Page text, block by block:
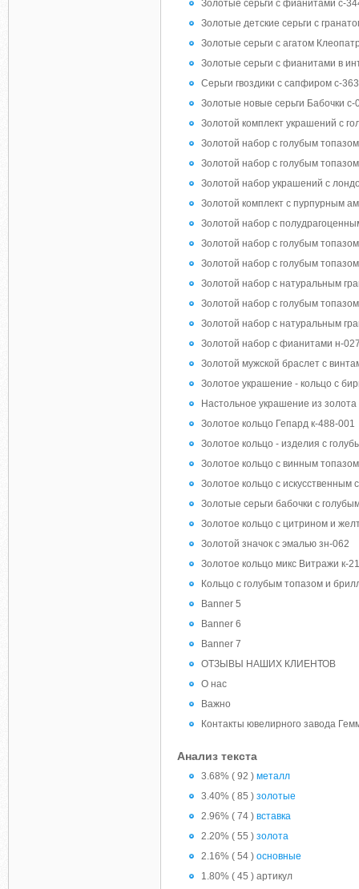
Золотые серьги с фианитами с-
Золотые детские серьги с
Золотые серьги с агатом
Золотые серьги с фианитами в
Серьги гвоздики с сапфиром с-
Золотые новые серьги Бабочки с-
Золотой комплект украшений с
Золотой набор с голубым
Золотой набор с голубым
Золотой набор украшений с
Золотой комплект с пурпурным
Золотой набор с
Золотой набор с голубым
Золотой набор с голубым
Золотой набор с натуральным
Золотой набор с голубым
Золотой набор с натуральным
Золотой набор с фианитами н-
Золотой мужской браслет с
Золотое украшение - кольцо с
Настольное украшение из
Золотое кольцо Гепард к-488-001
Золотое кольцо - изделия с
Золотое кольцо с винным
Золотое кольцо с искусственным
Золотые серьги бабочки с
Золотое кольцо с цитрином и
Золотой значок с эмалью зн-062
Золотое кольцо микс Витражи к-
Кольцо c голубым топазом и
Banner 5
Banner 6
Banner 7
ОТЗЫВЫ НАШИХ КЛИЕНТОВ
О нас
Важно
Контакты ювелирного завода
Анализ текста
3.68% ( 92 ) металл
3.40% ( 85 ) золотые
2.96% ( 74 ) вставка
2.20% ( 55 ) золота
2.16% ( 54 ) основные
1.80% ( 45 ) артикул